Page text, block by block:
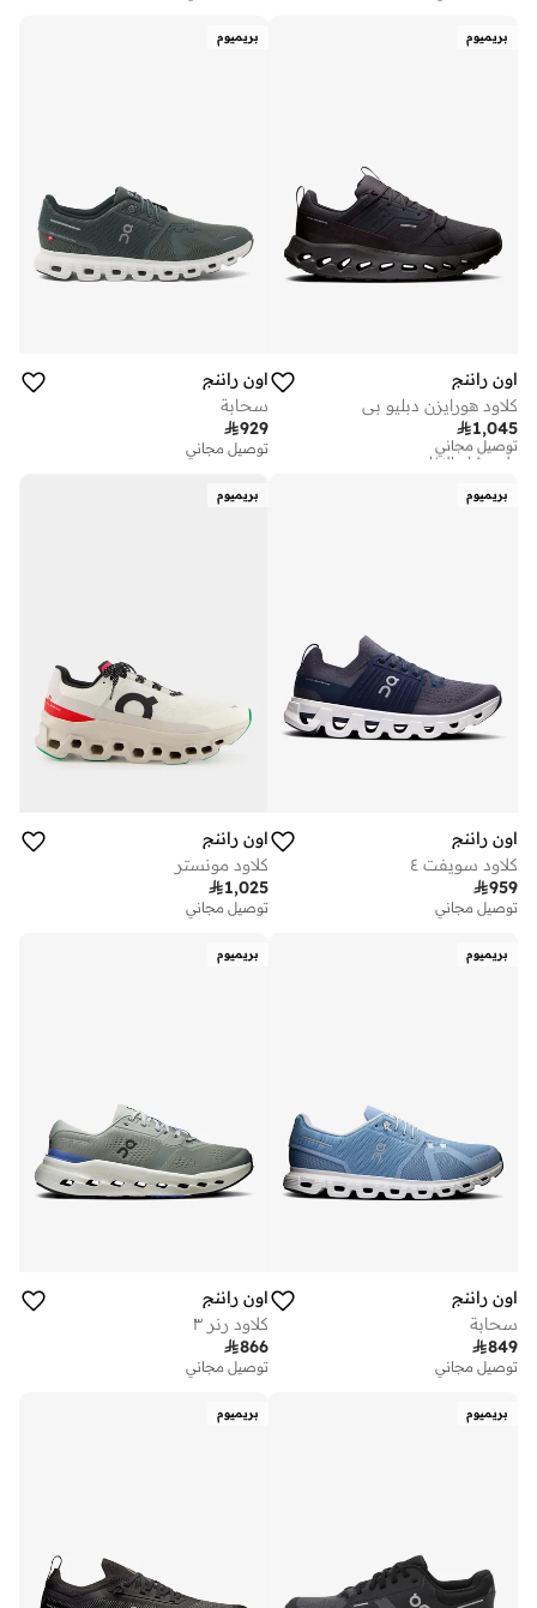
بريميوم
اون راننج
كلاود هورايزن دبليو بي
1,045
توصيل مجاني
على وشك النفاد
بريميوم
اون راننج
سحابة
929
توصيل مجاني
بريميوم
اون راننج
كلاود سويفت ٤
959
توصيل مجاني
بريميوم
اون راننج
كلاود مونستر
1,025
توصيل مجاني
بريميوم
اون راننج
سحابة
849
توصيل مجاني
بريميوم
اون راننج
كلاود رنر ٣
866
توصيل مجاني
بريميوم بريميوم